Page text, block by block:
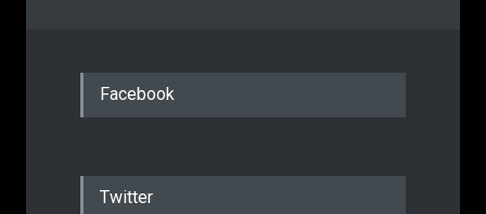
Facebook
Twitter